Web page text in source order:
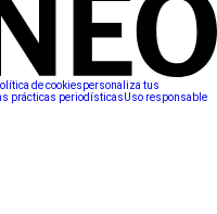
de cookiespersonaliza tus
prácticas periodísticasUso responsable